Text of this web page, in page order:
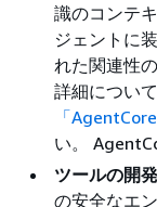
識のコンテ
ジェントに
れた関連性
詳細について
「
い。
ツールの開
の安全なエ